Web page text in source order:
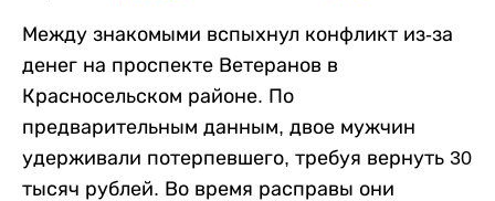
Между знакомыми вспыхнул конфликт из-за
денег на проспекте Ветеранов в
Красносельском районе. По
предварительным данным, двое мужчин
удерживали потерпевшего, требуя вернуть 30
тысяч рублей. Во время расправы они